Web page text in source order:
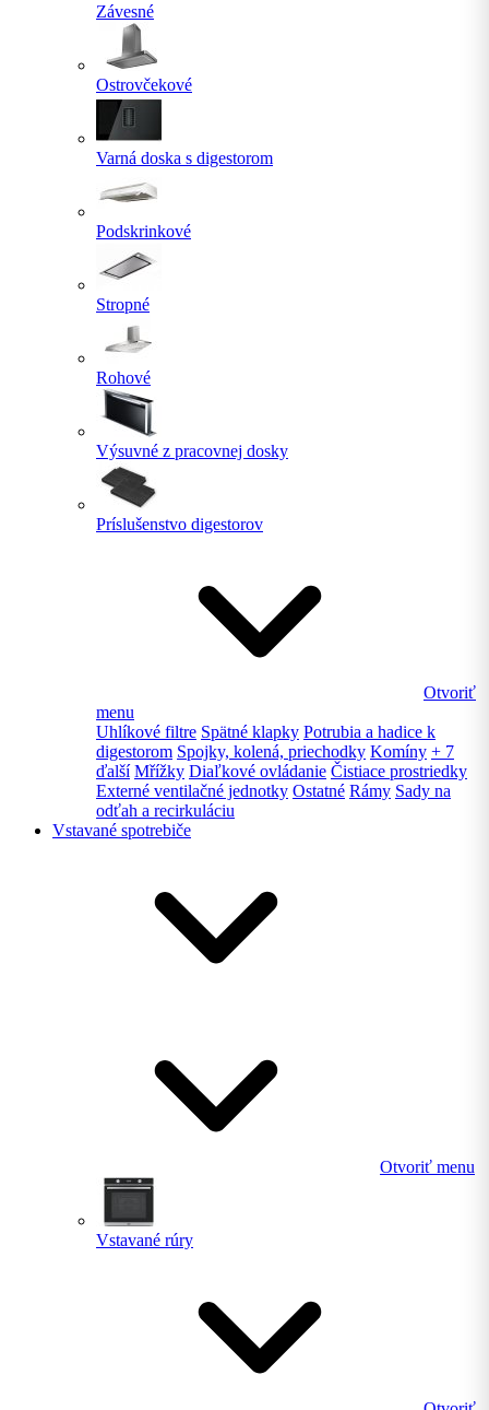
Závesné
Ostrovčekové
Varná doska s digestorom
Podskrinkové
Stropné
Rohové
Výsuvné z pracovnej dosky
Príslušenstvo digestorov
Otvoriť
menu
Uhlíkové filtre Spätné klapky Potrubia a hadice k
digestorom Spojky, kolená, priechodky Komíny + 7
ďalší Mřížky Diaľkové ovládanie Čistiace prostriedky
Externé ventilačné jednotky Ostatné Rámy Sady na
odťah a recirkuláciu
Vstavané spotrebiče
Otvoriť menu
Vstavané rúry